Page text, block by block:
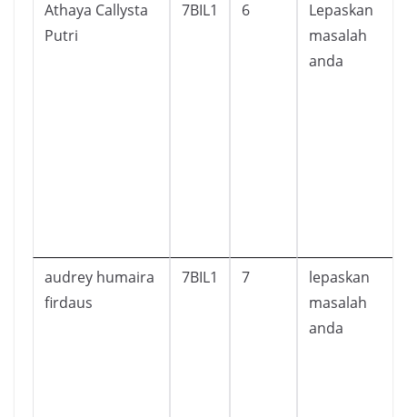
Athaya Callysta
Putri
7BIL1 6
Lepaskan
masalah
anda
audrey humaira
firdaus
7BIL1 7
lepaskan
masalah
anda